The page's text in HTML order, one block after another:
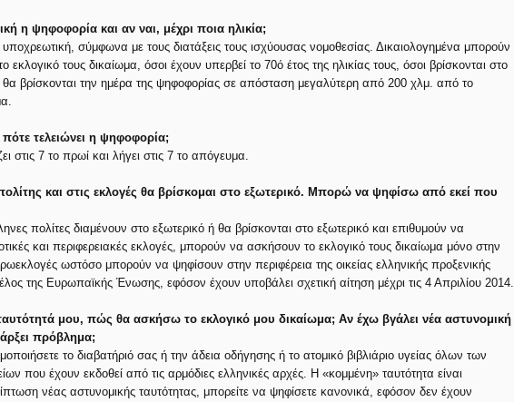
η ψηφοφορία και αν ναι, μέχρι ποια ηλικία;
σύμφωνα με τους διατάξεις τους ισχύουσας νομοθεσίας. Δικαιολογημένα μπορούν
τους δικαίωμα, όσοι έχουν υπερβεί το 70ό έτος της ηλικίας τους, όσοι βρίσκονται στο
θα βρίσκονται την ημέρα της ψηφοφορίας σε απόσταση μεγαλύτερη από 200 χλμ. από το
πότε τελειώνει η ψηφοφορία;
στις 7 το πρωί και λήγει στις 7 το απόγευμα.
και στις εκλογές θα βρίσκομαι στο εξωτερικό. Μπορώ να ψηφίσω από εκεί που
πολίτες διαμένουν στο εξωτερικό ή θα βρίσκονται στο εξωτερικό και επιθυμούν να
και περιφερειακές εκλογές, μπορούν να ασκήσουν το εκλογικό τους δικαίωμα μόνο στην
ωστόσο μπορούν να ψηφίσουν στην περιφέρεια της οικείας ελληνικής προξενικής
της Ευρωπαϊκής Ένωσης, εφόσον έχουν υποβάλει σχετική αίτηση μέχρι τις 4 Απριλίου 2014.
μου, πώς θα ασκήσω το εκλογικό μου δικαίωμα; Αν έχω βγάλει νέα αστυνομική
πρόβλημα;
το διαβατήριό σας ή την άδεια οδήγησης ή το ατομικό βιβλιάριο υγείας όλων των
που έχουν εκδοθεί από τις αρμόδιες ελληνικές αρχές. Η «κομμένη» ταυτότητα είναι
νέας αστυνομικής ταυτότητας, μπορείτε να ψηφίσετε κανονικά, εφόσον δεν έχουν